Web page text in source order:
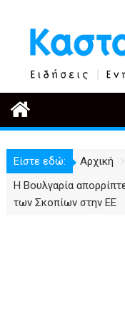
περιεχόμενο
Είστε εδώ: Αρχική
Η Βουλγαρία
των Σκοπίων στην ΕΕ